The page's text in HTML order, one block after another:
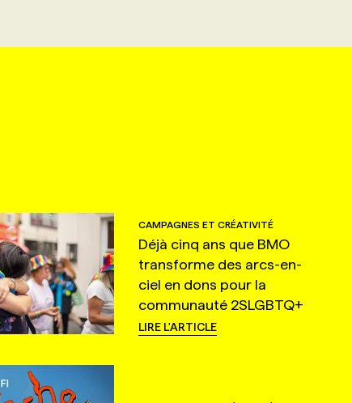
CAMPAGNES ET CRÉATIVITÉ
Déjà cinq ans que BMO
transforme des arcs-en-
ciel en dons pour la
communauté 2SLGBTQ+
LIRE L'ARTICLE